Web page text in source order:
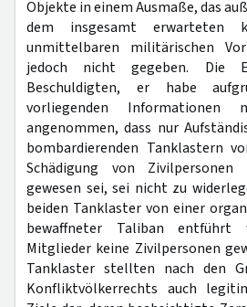
Objekte in einem Ausmaße, das
dem insgesamt erwarteten
unmittelbaren militärischen
jedoch nicht gegeben. Die
Beschuldigten, er habe
vorliegenden Informationen
angenommen, dass nur
bombardierenden Tanklastern
Schädigung von Zivilpersonen
gewesen sei, sei nicht zu
beiden Tanklaster von einer
bewaffneter Taliban entführt
Mitglieder keine Zivilpersonen
Tanklaster stellten nach den
Konfliktvölkerrechts auch